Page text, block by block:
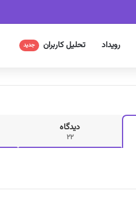
رویداد تحلیل کاربران جدید
دیدگاه
22